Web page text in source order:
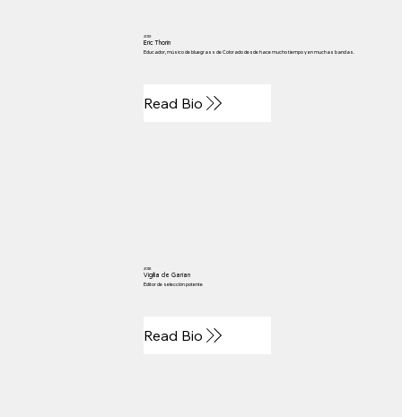
2019
Eric Thorin
Educador, músico de bluegrass de Colorado desde hace mucho tiempo y en muchas bandas.
Read Bio
2018
Vigilia de Garian
Editor de selección potente
Read Bio